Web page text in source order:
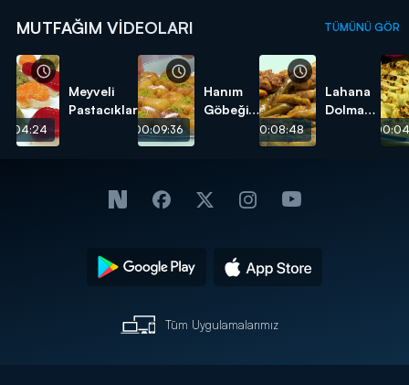
MUTFAĞIM VIDEOLARI TÜMÜNÜ GÖR
Meyveli
Pastacıklar
00:09:36
Hanım
Göbeği
00:08:48
Lahana
Dolması
Tüm Uygulamalarımız